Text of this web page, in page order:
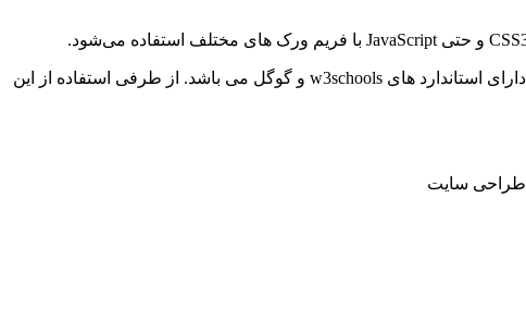
یکی از بهترین قریم ورک ها برای کدنویسی ظاهر وب سایت BootStrap است که دارای استاندارد های w3schools و گوگل می باشد. از طرفی استفاده از این